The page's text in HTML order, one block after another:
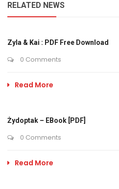
RELATED NEWS
Zyla & Kai : PDF Free Download
0 Comments
Read More
Żydoptak – EBook [PDF]
0 Comments
Read More